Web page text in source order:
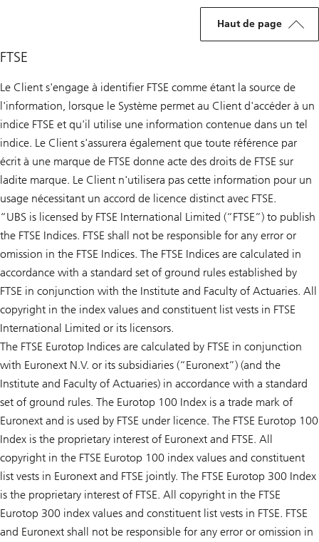
Haut de page
FTSE
Le Client s'engage à identifier FTSE comme étant la source de
l'information, lorsque le Système permet au Client d'accéder à un
indice FTSE et qu'il utilise une information contenue dans un tel
indice. Le Client s'assurera également que toute référence par
écrit à une marque de FTSE donne acte des droits de FTSE sur
ladite marque. Le Client n'utilisera pas cette information pour un
usage nécessitant un accord de licence distinct avec FTSE.
“UBS is licensed by FTSE International Limited (“FTSE”) to publish
the FTSE Indices. FTSE shall not be responsible for any error or
omission in the FTSE Indices. The FTSE Indices are calculated in
accordance with a standard set of ground rules established by
FTSE in conjunction with the Institute and Faculty of Actuaries. All
copyright in the index values and constituent list vests in FTSE
International Limited or its licensors.
The FTSE Eurotop Indices are calculated by FTSE in conjunction
with Euronext N.V. or its subsidiaries (“Euronext”) (and the
Institute and Faculty of Actuaries) in accordance with a standard
set of ground rules. The Eurotop 100 Index is a trade mark of
Euronext and is used by FTSE under licence. The FTSE Eurotop 100
Index is the proprietary interest of Euronext and FTSE. All
copyright in the FTSE Eurotop 100 index values and constituent
list vests in Euronext and FTSE jointly. The FTSE Eurotop 300 Index
is the proprietary interest of FTSE. All copyright in the FTSE
Eurotop 300 index values and constituent list vests in FTSE. FTSE
and Euronext shall not be responsible for any error or omission in